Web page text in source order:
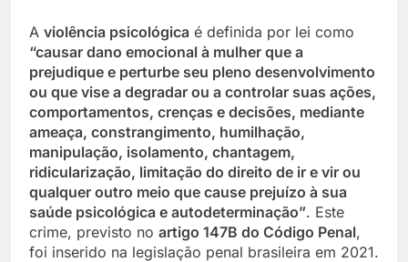
A violência psicológica é definida por lei como
“causar dano emocional à mulher que a
prejudique e perturbe seu pleno desenvolvimento
ou que vise a degradar ou a controlar suas ações,
comportamentos, crenças e decisões, mediante
ameaça, constrangimento, humilhação,
manipulação, isolamento, chantagem,
ridicularização, limitação do direito de ir e vir ou
qualquer outro meio que cause prejuízo à sua
saúde psicológica e autodeterminação”. Este
crime, previsto no artigo 147B do Código Penal,
foi inserido na legislação penal brasileira em 2021.